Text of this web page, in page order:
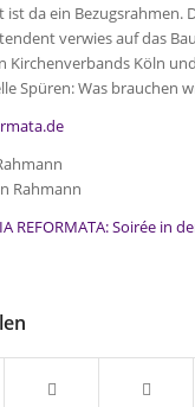
ist da ein Bezugsrahmen.
verwies auf das
Kirchenverbands Köln
Spüren: Was brauchen
Rahmann
REFORMATA: Soirée in